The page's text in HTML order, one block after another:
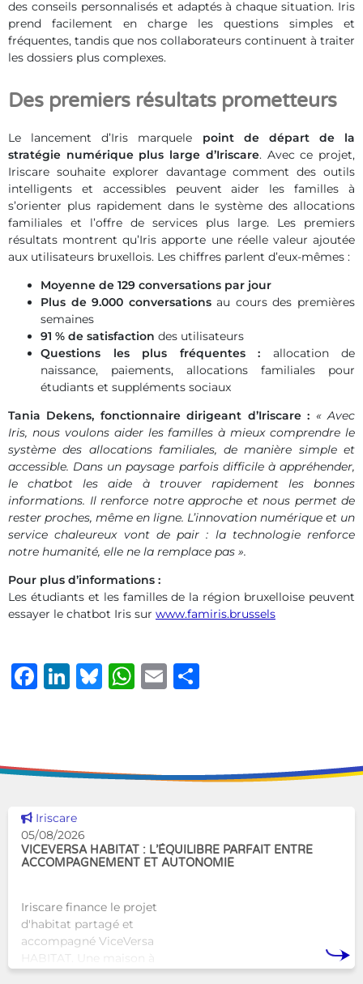
des conseils personnalisés et adaptés à chaque situation. Iris
prend facilement en charge les questions simples et
fréquentes, tandis que nos collaborateurs continuent à traiter
les dossiers plus complexes.
Des premiers résultats prometteurs
Le lancement d’Iris marquele point de départ de la
stratégie numérique plus large d’Iriscare. Avec ce projet,
Iriscare souhaite explorer davantage comment des outils
intelligents et accessibles peuvent aider les familles à
s’orienter plus rapidement dans le système des allocations
familiales et l’offre de services plus large. Les premiers
résultats montrent qu’Iris apporte une réelle valeur ajoutée
aux utilisateurs bruxellois. Les chiffres parlent d’eux-mêmes :
Moyenne de 129 conversations par jour
Plus de 9.000 conversations au cours des premières
semaines
91 % de satisfaction des utilisateurs
Questions les plus fréquentes
: allocation de
naissance, paiements, allocations familiales pour
étudiants et suppléments sociaux
Tania Dekens, fonctionnaire dirigeant d’Iriscare : « Avec
Iris, nous voulons aider les familles à mieux comprendre le
système des allocations familiales, de manière simple et
accessible. Dans un paysage parfois difficile à appréhender,
le chatbot les aide à trouver rapidement les bonnes
informations. Il renforce notre approche et nous permet de
rester proches, même en ligne. L’innovation numérique et un
service chaleureux vont de pair : la technologie renforce
notre humanité, elle ne la remplace pas ».
Pour plus d’informations :
Les étudiants et les familles de la région bruxelloise peuvent
essayer le chatbot Iris sur www.famiris.brussels
Facebook
LinkedIn
Bluesky
WhatsApp
Email
Voir cette news
Iriscare
05/08/2026
VICEVERSA HABITAT : L’ÉQUILIBRE PARFAIT ENTRE
ACCOMPAGNEMENT ET AUTONOMIE
Iriscare finance le projet
d'habitat partagé et
accompagné ViceVersa
HABITAT. Une maison à